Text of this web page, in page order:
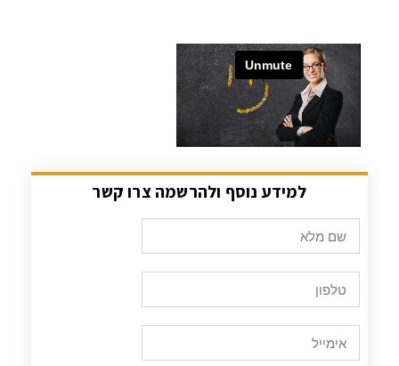
למידע נוסף ולהרשמה צרו קשר